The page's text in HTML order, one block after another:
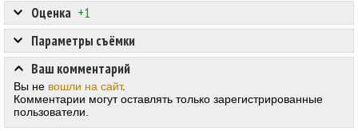
Оценка +1
Параметры съёмки
Ваш комментарий
Вы не вошли на сайт.
Комментарии могут оставлять только зарегистрированные
пользователи.